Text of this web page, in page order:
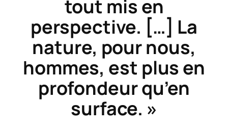
tout mis en
perspective. […] La
nature, pour nous,
hommes, est plus en
profondeur qu’en
surface. »